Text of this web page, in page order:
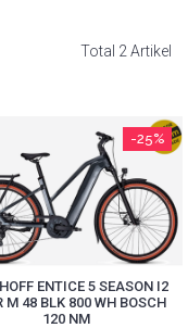
Total 2 Artikel
-25%
ENTICE 5 SEASON I2
M 48 BLK 800 WH BOSCH
120 NM